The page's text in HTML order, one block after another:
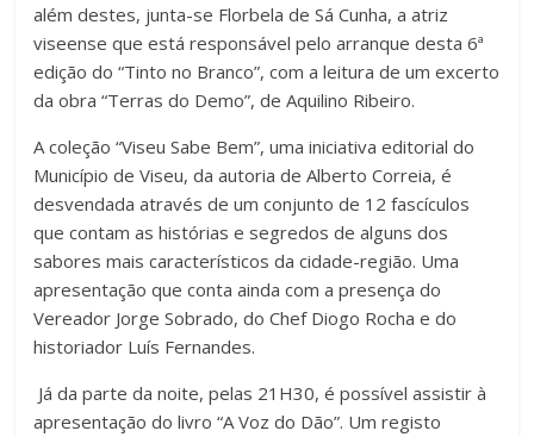
além destes, junta-se Florbela de Sá Cunha, a atriz
viseense que está responsável pelo arranque desta 6ª
edição do “Tinto no Branco”, com a leitura de um excerto
da obra “Terras do Demo”, de Aquilino Ribeiro.
A coleção “Viseu Sabe Bem”, uma iniciativa editorial do
Município de Viseu, da autoria de Alberto Correia, é
desvendada através de um conjunto de 12 fascículos
que contam as histórias e segredos de alguns dos
sabores mais característicos da cidade-região. Uma
apresentação que conta ainda com a presença do
Vereador Jorge Sobrado, do Chef Diogo Rocha e do
historiador Luís Fernandes.
Já da parte da noite, pelas 21H30, é possível assistir à
apresentação do livro “A Voz do Dão”. Um registo